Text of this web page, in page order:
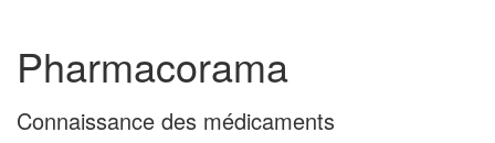
contenu
menu
principal
Pharmacorama
Connaissance des médicaments